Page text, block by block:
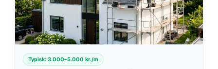
Typisk: 3.000–5.000 kr./m
✓ Nemt— Beskriv dit projekt på 2 minutter